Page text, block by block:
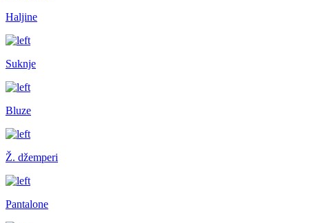
Haljine
Suknje
Bluze
Ž. džemperi
Pantalone